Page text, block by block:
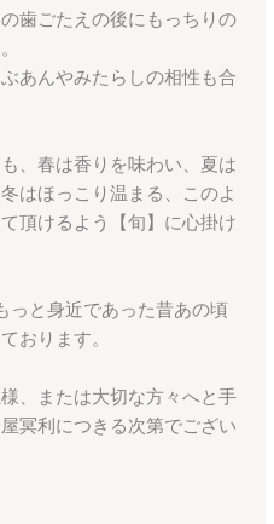
歯ごたえの後にもっちりの
あんやみたらしの相性も合
、春は香りを味わい、夏は
はほっこり温まる、このよ
頂けるよう【旬】に心掛け
っと身近であった昔あの頃
おります。
、または大切な方々へと手
冥利につきる次第でござい